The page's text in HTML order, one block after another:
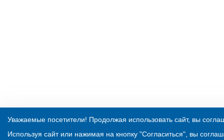
Уважаемые посетители! Продолжая использовать сайт, вы
Используя сайт или нажимая на кнопку "Согласиться", вы